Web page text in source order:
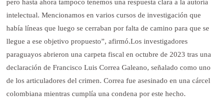
pero hasta ahora tampoco tenemos una respuesta clara a la autoría
intelectual. Mencionamos en varios cursos de investigación que
había líneas que luego se cerraban por falta de camino para que se
llegue a ese objetivo propuesto”, afirmó.Los investigadores
paraguayos abrieron una carpeta fiscal en octubre de 2023 tras una
declaración de Francisco Luis Correa Galeano, señalado como uno
de los articuladores del crimen. Correa fue asesinado en una cárcel
colombiana mientras cumplía una condena por este hecho.